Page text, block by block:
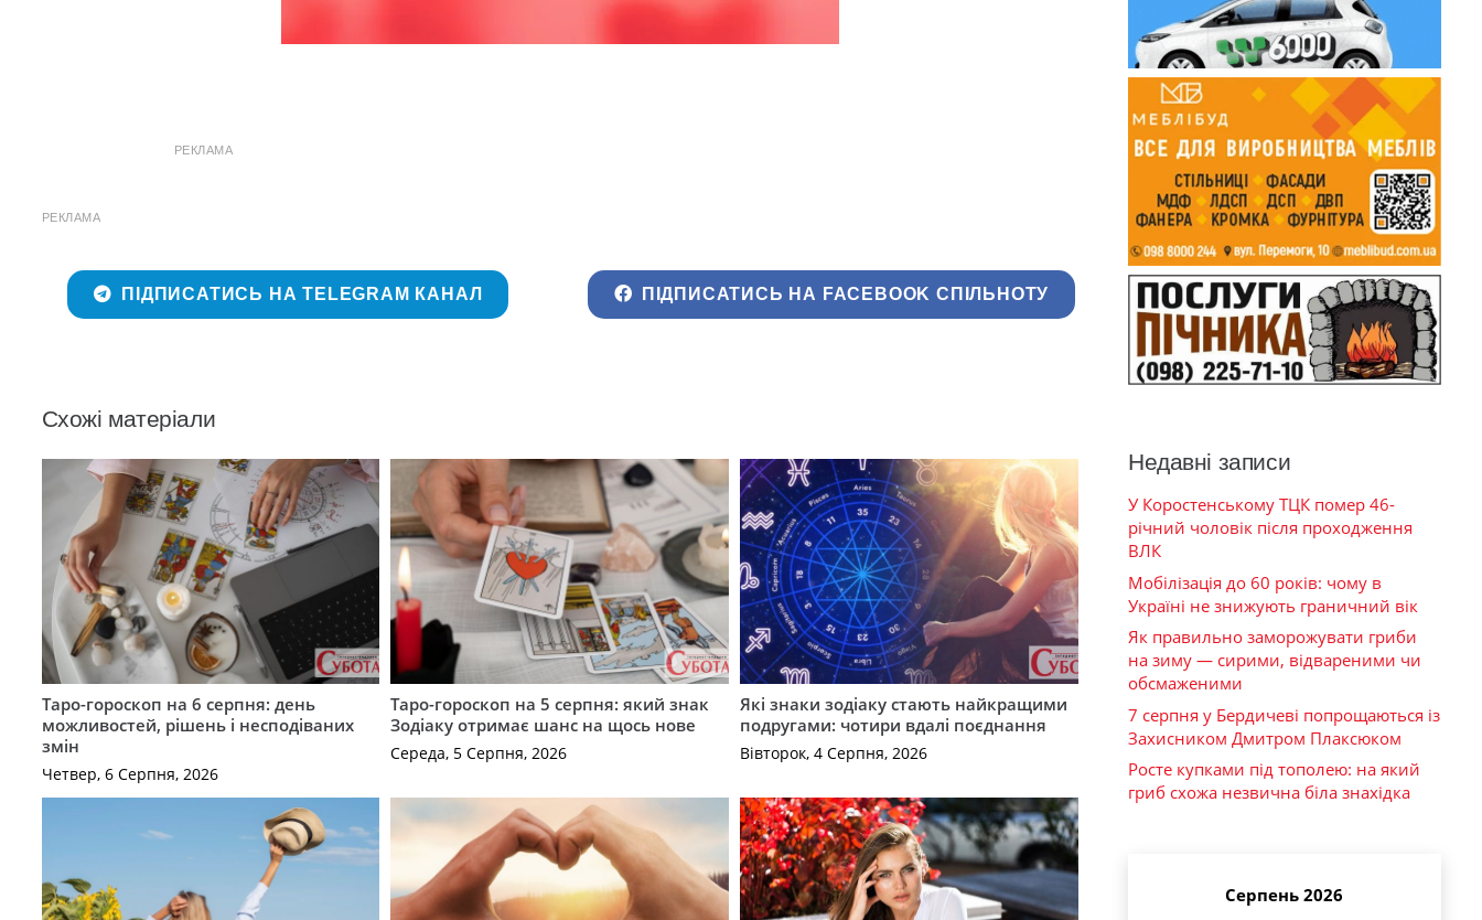
РЕКЛАМА
РЕКЛАМА
ПІДПИСАТИСЬ НА TELEGRAM КАНАЛ ПІДПИСАТИСЬ НА FACEBOOK СПІЛЬНОТУ
Схожі матеріали
Таро-гороскоп на 6 серпня: день
можливостей, рішень і несподіваних
змін
Четвер, 6 Серпня, 2026
Таро-гороскоп на 5 серпня: який знак
Зодіаку отримає шанс на щось нове
Середа, 5 Серпня, 2026
Які знаки зодіаку стають найкращими
подругами: чотири вдалі поєднання
Вівторок, 4 Серпня, 2026
Недавні записи
У Коростенському ТЦК помер 46-
річний чоловік після проходження
ВЛК
Мобілізація до 60 років: чому в
Україні не знижують граничний вік
Як правильно заморожувати гриби
на зиму — сирими, відвареними чи
обсмаженими
7 серпня у Бердичеві попрощаються із
Захисником Дмитром Плаксюком
Росте купками під тополею: на який
гриб схожа незвична біла знахідка
Серпень 2026